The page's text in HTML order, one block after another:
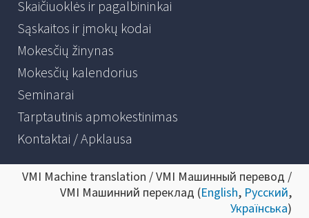
Skaičiuoklės ir pagalbininkai
Sąskaitos ir įmokų kodai
Mokesčių žinynas
Mokesčių kalendorius
Seminarai
Tarptautinis apmokestinimas
Kontaktai / Apklausa
VMI Machine translation / VMI Машинный перевод /
VMI Машинний переклад (English, Русский,
Українська)